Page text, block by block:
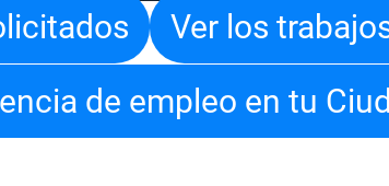
Ver los
de empleo en tu